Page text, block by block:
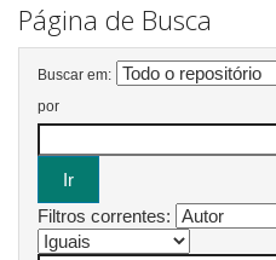
Página de Busca
Buscar em:
por
Filtros correntes: